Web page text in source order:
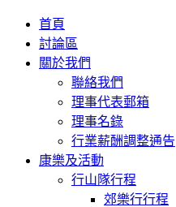
首頁
討論區
關於我們
聯絡我們
理事代表郵箱
理事名錄
行業薪酬調整通告
康樂及活動
行山隊行程
郊樂行行程